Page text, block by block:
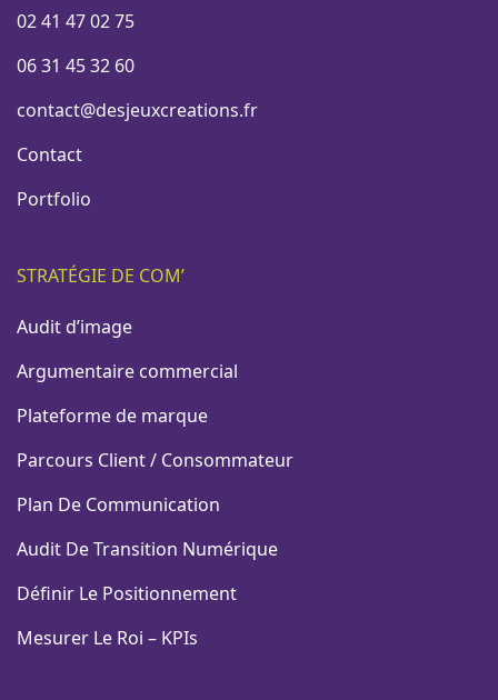
02 41 47 02 75
06 31 45 32 60
contact@desjeuxcreations.fr
Contact
Portfolio
STRATÉGIE DE COM’
Audit d’image
Argumentaire commercial
Plateforme de marque
Parcours Client / Consommateur
Plan De Communication
Audit De Transition Numérique
Définir Le Positionnement
Mesurer Le Roi – KPIs